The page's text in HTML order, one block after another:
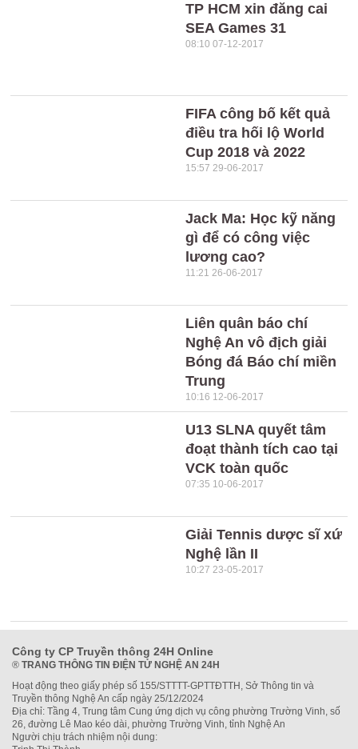
TP HCM xin đăng cai
SEA Games 31
08:10 07-12-2017
​FIFA công bố kết quả
điều tra hối lộ World
Cup 2018 và 2022
15:57 29-06-2017
Jack Ma: Học kỹ năng
gì để có công việc
lương cao?
11:21 26-06-2017
Liên quân báo chí
Nghệ An vô địch giải
Bóng đá Báo chí miền
Trung
10:16 12-06-2017
U13 SLNA quyết tâm
đoạt thành tích cao tại
VCK toàn quốc
07:35 10-06-2017
Giải Tennis dược sĩ xứ
Nghệ lần II
10:27 23-05-2017
Công ty CP Truyền thông 24H Online
® TRANG THÔNG TIN ĐIỆN TỬ NGHỆ AN 24H
Hoạt động theo giấy phép số 155/STTTT-GPTTĐTTH, Sở Thông tin và
Truyền thông Nghệ An cấp ngày 25/12/2024
Địa chỉ: Tầng 4, Trung tâm Cung ứng dịch vụ công phường Trường Vinh, số
26, đường Lê Mao kéo dài, phường Trường Vinh, tỉnh Nghệ An
Người chịu trách nhiệm nội dung: